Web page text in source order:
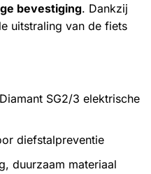
bevestiging. Dankzij
uitstraling van de fiets
SG2/3 elektrische
diefstalpreventie
duurzaam materiaal